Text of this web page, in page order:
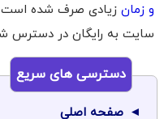
و زمان زیادی صرف شده است
سایت به رایگان در دسترس
دسترسی های سریع
صفحه اصلی